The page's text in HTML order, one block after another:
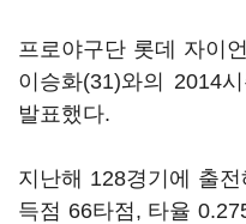
프로야구단 롯데 자이
이승화(31)와의 2014
발표했다.
지난해 128경기에 출
득점 66타점, 타율